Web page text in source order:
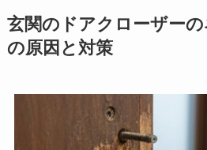
玄関のドアクローザー
の原因と対策